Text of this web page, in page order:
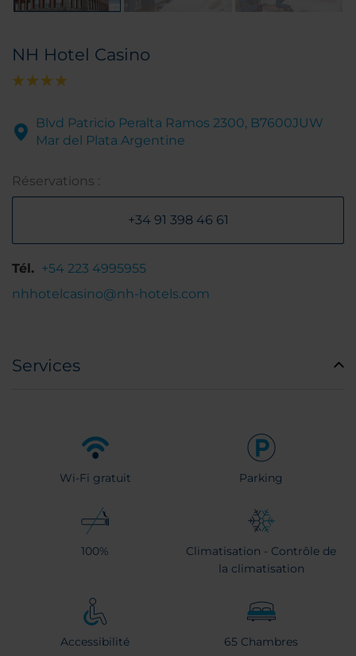
NH Hotel Casino
Blvd Patricio Peralta Ramos 2300, B7600JUW
Mar del Plata Argentine
Réservations :
+34 91 398 46 61
Tél. +54 223 4995955
nhhotelcasino@nh-hotels.com
Services
Wi-Fi gratuit Parking
100%
Climatisation - Contrôle de
la climatisation
Accessibilité 65 Chambres